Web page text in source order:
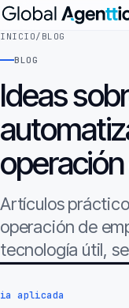
INICIO/ BLOG
BLOG
Ideas
operación
Artículos
operación de
tecnología útil,
ia aplicada